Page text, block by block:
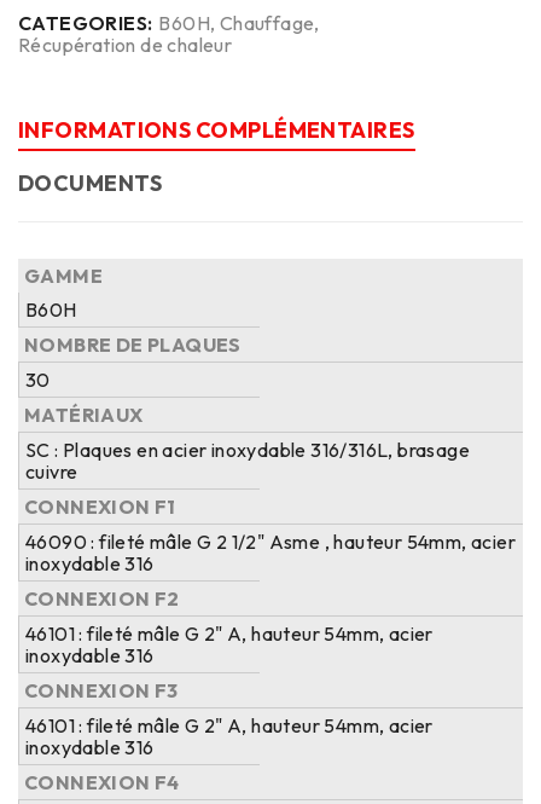
CATEGORIES: B60H, Chauffage,
Récupération de chaleur
INFORMATIONS COMPLÉMENTAIRES
DOCUMENTS
GAMME
B60H
NOMBRE DE PLAQUES
30
MATÉRIAUX
SC : Plaques en acier inoxydable 316/316L, brasage
cuivre
CONNEXION F1
46090 : fileté mâle G 2 1/2" Asme , hauteur 54mm, acier
inoxydable 316
CONNEXION F2
46101 : fileté mâle G 2" A, hauteur 54mm, acier
inoxydable 316
CONNEXION F3
46101 : fileté mâle G 2" A, hauteur 54mm, acier
inoxydable 316
CONNEXION F4